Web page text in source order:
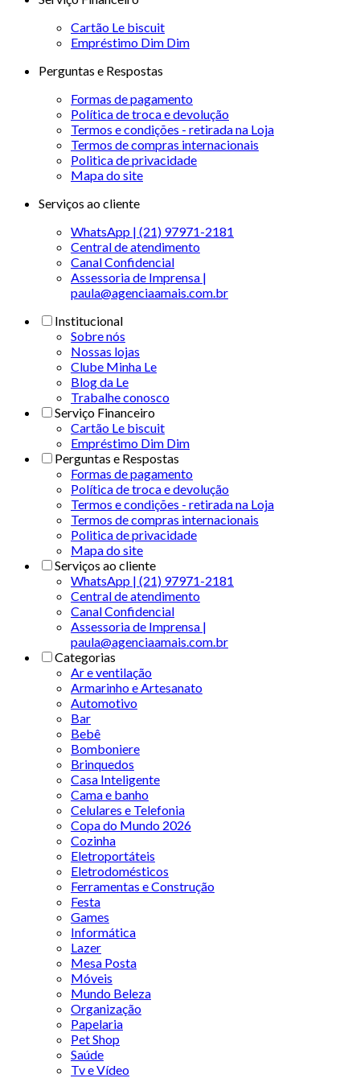
Cartão Le biscuit
Empréstimo Dim Dim
Perguntas e Respostas
Formas de pagamento
Política de troca e devolução
Termos e condições - retirada na Loja
Termos de compras internacionais
Politica de privacidade
Mapa do site
Serviços ao cliente
WhatsApp | (21) 97971-2181
Central de atendimento
Canal Confidencial
Assessoria de Imprensa |
paula@agenciaamais.com.br
Institucional
Sobre nós
Nossas lojas
Clube Minha Le
Blog da Le
Trabalhe conosco
Serviço Financeiro
Cartão Le biscuit
Empréstimo Dim Dim
Perguntas e Respostas
Formas de pagamento
Política de troca e devolução
Termos e condições - retirada na Loja
Termos de compras internacionais
Politica de privacidade
Mapa do site
Serviços ao cliente
WhatsApp | (21) 97971-2181
Central de atendimento
Canal Confidencial
Assessoria de Imprensa |
paula@agenciaamais.com.br
Categorias
Ar e ventilação
Armarinho e Artesanato
Automotivo
Bar
Bebê
Bomboniere
Brinquedos
Casa Inteligente
Cama e banho
Celulares e Telefonia
Copa do Mundo 2026
Cozinha
Eletroportáteis
Eletrodomésticos
Ferramentas e Construção
Festa
Games
Informática
Lazer
Mesa Posta
Móveis
Mundo Beleza
Organização
Papelaria
Pet Shop
Saúde
Tv e Vídeo